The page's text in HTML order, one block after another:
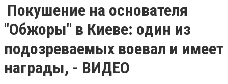
Покушение на основателя
"Обжоры" в Киеве: один из
подозреваемых воевал и имеет
награды, - ВИДЕО